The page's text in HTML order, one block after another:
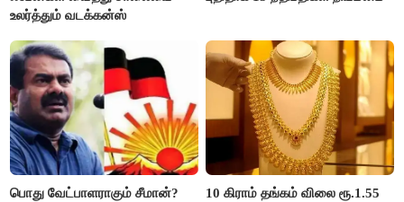
உலர்த்தும் வடக்கன்ஸ்
பொது வேட்பாளராகும் சீமான்?
10 கிராம் தங்கம் விலை ரூ.1.55